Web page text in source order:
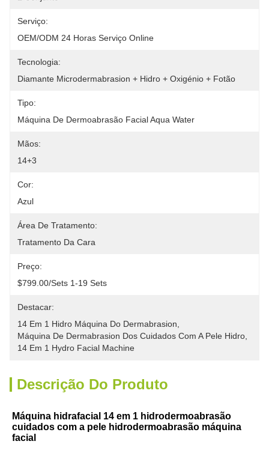
Serviço:
OEM/ODM 24 Horas Serviço Online
Tecnologia:
Diamante Microdermabrasion + Hidro + Oxigénio + Fotão
Tipo:
Máquina De Dermoabrasão Facial Aqua Water
Mãos:
14+3
Cor:
Azul
Área De Tratamento:
Tratamento Da Cara
Preço:
$799.00/sets 1-19 Sets
Destacar:
14 Em 1 Hidro Máquina Do Dermabrasion
Máquina De Dermabrasion Dos Cuidados Com A Pele Hidro
14 Em 1 Hydro Facial Machine
Descrição Do Produto
Máquina hidrafacial 14 em 1 hidrodermoabrasão
cuidados com a pele hidrodermoabrasão máquina
facial